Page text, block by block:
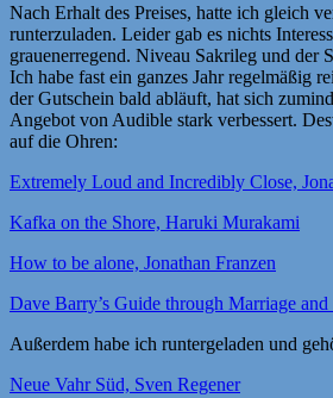
Nach Erhalt des Preises, hatte ich gleich
runterzuladen. Leider gab es nichts
grauenerregend. Niveau Sakrileg und der
Ich habe fast ein ganzes Jahr regelmäßig
der Gutschein bald abläuft, hat sich
Angebot von Audible stark verbessert.
auf die Ohren:
Extremely Loud and Incredibly Close,
Kafka on the Shore, Haruki Murakami
How to be alone, Jonathan Franzen
Dave Barry’s Guide through Marriage
Außerdem habe ich runtergeladen und
Neue Vahr Süd, Sven Regener